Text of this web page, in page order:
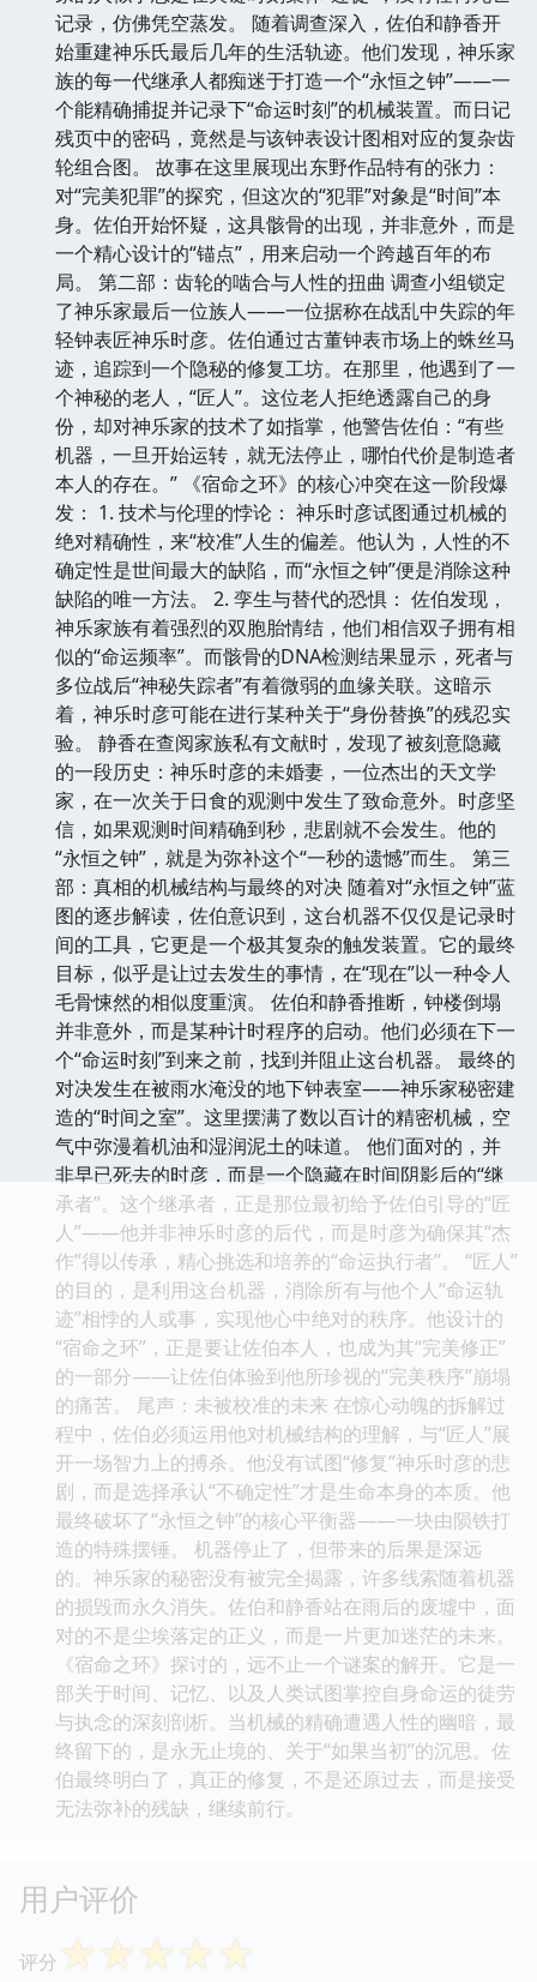
记录，仿佛凭空蒸发。 随着调查深入，佐伯和静香开
始重建神乐氏最后几年的生活轨迹。他们发现，神乐家
族的每一代继承人都痴迷于打造一个“永恒之钟”——一
个能精确捕捉并记录下“命运时刻”的机械装置。而日记
残页中的密码，竟然是与该钟表设计图相对应的复杂齿
轮组合图。 故事在这里展现出东野作品特有的张力：
对“完美犯罪”的探究，但这次的“犯罪”对象是“时间”本
身。佐伯开始怀疑，这具骸骨的出现，并非意外，而是
一个精心设计的“锚点”，用来启动一个跨越百年的布
局。 第二部：齿轮的啮合与人性的扭曲 调查小组锁定
了神乐家最后一位族人——一位据称在战乱中失踪的年
轻钟表匠神乐时彦。佐伯通过古董钟表市场上的蛛丝马
迹，追踪到一个隐秘的修复工坊。在那里，他遇到了一
个神秘的老人，“匠人”。这位老人拒绝透露自己的身
份，却对神乐家的技术了如指掌，他警告佐伯：“有些
机器，一旦开始运转，就无法停止，哪怕代价是制造者
本人的存在。” 《宿命之环》的核心冲突在这一阶段爆
发： 1. 技术与伦理的悖论： 神乐时彦试图通过机械的
绝对精确性，来“校准”人生的偏差。他认为，人性的不
确定性是世间最大的缺陷，而“永恒之钟”便是消除这种
缺陷的唯一方法。 2. 孪生与替代的恐惧： 佐伯发现，
神乐家族有着强烈的双胞胎情结，他们相信双子拥有相
似的“命运频率”。而骸骨的DNA检测结果显示，死者与
多位战后“神秘失踪者”有着微弱的血缘关联。这暗示
着，神乐时彦可能在进行某种关于“身份替换”的残忍实
验。 静香在查阅家族私有文献时，发现了被刻意隐藏
的一段历史：神乐时彦的未婚妻，一位杰出的天文学
家，在一次关于日食的观测中发生了致命意外。时彦坚
信，如果观测时间精确到秒，悲剧就不会发生。他的
“永恒之钟”，就是为弥补这个“一秒的遗憾”而生。 第三
部：真相的机械结构与最终的对决 随着对“永恒之钟”蓝
图的逐步解读，佐伯意识到，这台机器不仅仅是记录时
间的工具，它更是一个极其复杂的触发装置。它的最终
目标，似乎是让过去发生的事情，在“现在”以一种令人
毛骨悚然的相似度重演。 佐伯和静香推断，钟楼倒塌
并非意外，而是某种计时程序的启动。他们必须在下一
个“命运时刻”到来之前，找到并阻止这台机器。 最终的
对决发生在被雨水淹没的地下钟表室——神乐家秘密建
造的“时间之室”。这里摆满了数以百计的精密机械，空
气中弥漫着机油和湿润泥土的味道。 他们面对的，并
非早已死去的时彦，而是一个隐藏在时间阴影后的“继
承者”。这个继承者，正是那位最初给予佐伯引导的“匠
人”——他并非神乐时彦的后代，而是时彦为确保其“杰
作”得以传承，精心挑选和培养的“命运执行者”。 “匠人”
的目的，是利用这台机器，消除所有与他个人“命运轨
迹”相悖的人或事，实现他心中绝对的秩序。他设计的
“宿命之环”，正是要让佐伯本人，也成为其“完美修正”
的一部分——让佐伯体验到他所珍视的“完美秩序”崩塌
的痛苦。 尾声：未被校准的未来 在惊心动魄的拆解过
程中，佐伯必须运用他对机械结构的理解，与“匠人”展
开一场智力上的搏杀。他没有试图“修复”神乐时彦的悲
剧，而是选择承认“不确定性”才是生命本身的本质。他
最终破坏了“永恒之钟”的核心平衡器——一块由陨铁打
造的特殊摆锤。 机器停止了，但带来的后果是深远
的。神乐家的秘密没有被完全揭露，许多线索随着机器
的损毁而永久消失。佐伯和静香站在雨后的废墟中，面
对的不是尘埃落定的正义，而是一片更加迷茫的未来。
《宿命之环》探讨的，远不止一个谜案的解开。它是一
部关于时间、记忆、以及人类试图掌控自身命运的徒劳
与执念的深刻剖析。当机械的精确遭遇人性的幽暗，最
终留下的，是永无止境的、关于“如果当初”的沉思。佐
伯最终明白了，真正的修复，不是还原过去，而是接受
无法弥补的残缺，继续前行。
用户评价
评分 ☆☆☆☆☆